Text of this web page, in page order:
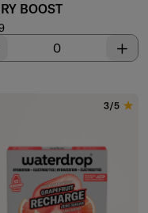
BOOST
de venta
3/5